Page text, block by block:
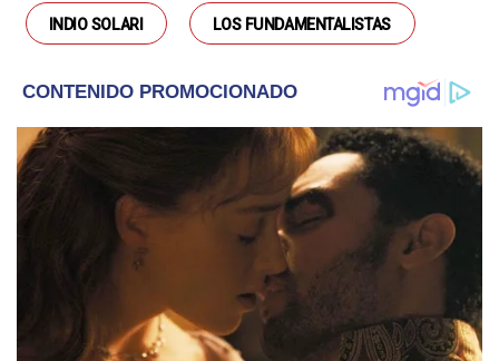
INDIO SOLARI LOS FUNDAMENTALISTAS